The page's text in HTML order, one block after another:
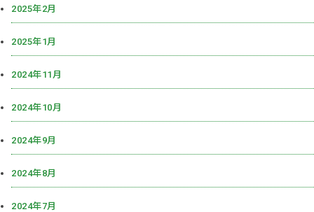
2025年2月
2025年1月
2024年11月
2024年10月
2024年9月
2024年8月
2024年7月